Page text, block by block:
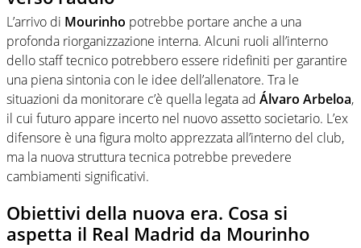
L’arrivo di Mourinho potrebbe portare anche a una
profonda riorganizzazione interna. Alcuni ruoli all’interno
dello staff tecnico potrebbero essere ridefiniti per garantire
una piena sintonia con le idee dell’allenatore. Tra le
situazioni da monitorare c’è quella legata ad Álvaro Arbeloa,
il cui futuro appare incerto nel nuovo assetto societario. L’ex
difensore è una figura molto apprezzata all’interno del club,
ma la nuova struttura tecnica potrebbe prevedere
cambiamenti significativi.
Obiettivi della nuova era. Cosa si
aspetta il Real Madrid da Mourinho